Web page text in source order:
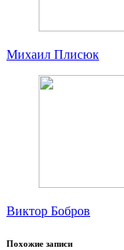
Михаил Плисюк
Виктор Бобров
Похожие записи